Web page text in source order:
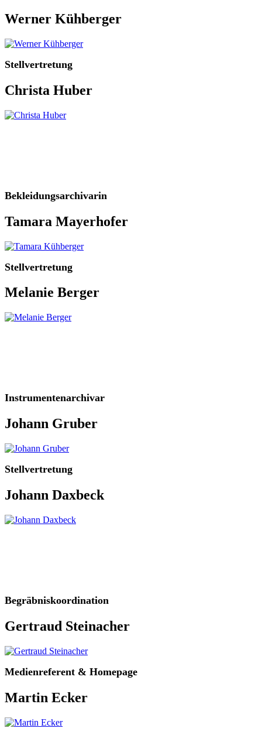
Werner Kühberger
Stellvertretung
Christa Huber
Bekleidungsarchivarin
Tamara Mayerhofer
Stellvertretung
Melanie Berger
Instrumentenarchivar
Johann Gruber
Stellvertretung
Johann Daxbeck
Begräbniskoordination
Gertraud Steinacher
Medienreferent & Homepage
Martin Ecker